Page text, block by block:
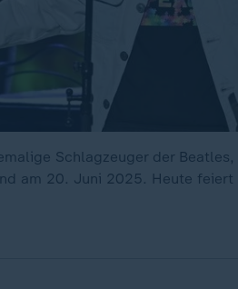
Schlagzeuger der
am 20. Juni 2025. Heute feiert